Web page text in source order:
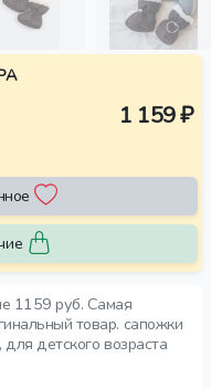
1159 руб. Самая
товар. сапожки
детского возраста
1 159 ₽